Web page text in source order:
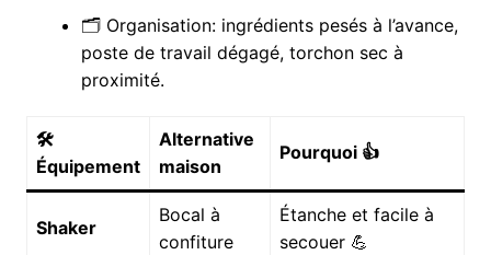
🗂️ Organisation: ingrédients pesés à l’avance,
poste de travail dégagé, torchon sec à
proximité.
🛠️
Équipement
Alternative
maison
Pourquoi 👍
Shaker
Bocal à
confiture
Étanche et facile à
secouer 💪